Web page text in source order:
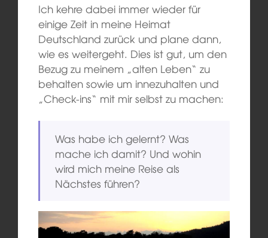
Ich kehre dabei immer wieder für
einige Zeit in meine Heimat
Deutschland zurück und plane dann,
wie es weitergeht. Dies ist gut, um den
Bezug zu meinem „alten Leben“ zu
behalten sowie um innezuhalten und
„Check-ins“ mit mir selbst zu machen:
Was habe ich gelernt? Was
mache ich damit? Und wohin
wird mich meine Reise als
Nächstes führen?